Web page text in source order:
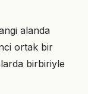
alanda
ortak bir
birbiriyle